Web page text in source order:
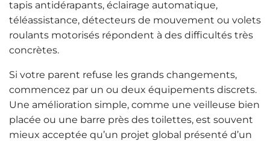
tapis antidérapants, éclairage automatique,
téléassistance, détecteurs de mouvement ou volets
roulants motorisés répondent à des difficultés très
concrètes.
Si votre parent refuse les grands changements,
commencez par un ou deux équipements discrets.
Une amélioration simple, comme une veilleuse bien
placée ou une barre près des toilettes, est souvent
mieux acceptée qu’un projet global présenté d’un